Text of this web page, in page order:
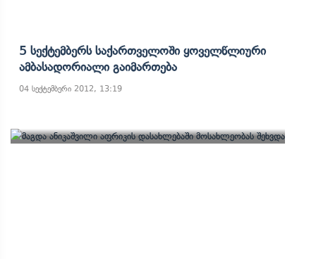
5 Სექტემბერს Საქართველოში Ყოველწლიური
Ამბასადორიალი Გაიმართება
04 სექტემბერი 2012, 13:19